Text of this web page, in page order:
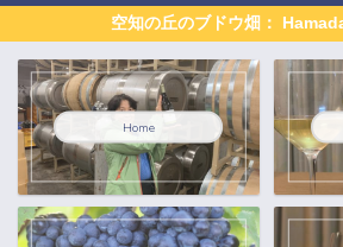
空知の丘のブドウ畑：
Home